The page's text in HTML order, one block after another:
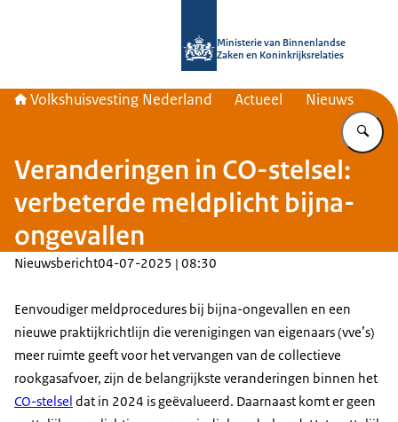
Ministerie van Binnenlandse
Zaken en Koninkrijksrelaties
Volkshuisvesting Nederland Actueel Nieuws
Veranderingen in CO-stelsel:
verbeterde meldplicht bijna-
ongevallen
Nieuwsbericht04-07-2025 | 08:30
Eenvoudiger meldprocedures bij bijna-ongevallen en een
nieuwe praktijkrichtlijn die verenigingen van eigenaars (vve’s)
meer ruimte geeft voor het vervangen van de collectieve
rookgasafvoer, zijn de belangrijkste veranderingen binnen het
CO-stelsel dat in 2024 is geëvalueerd. Daarnaast komt er geen